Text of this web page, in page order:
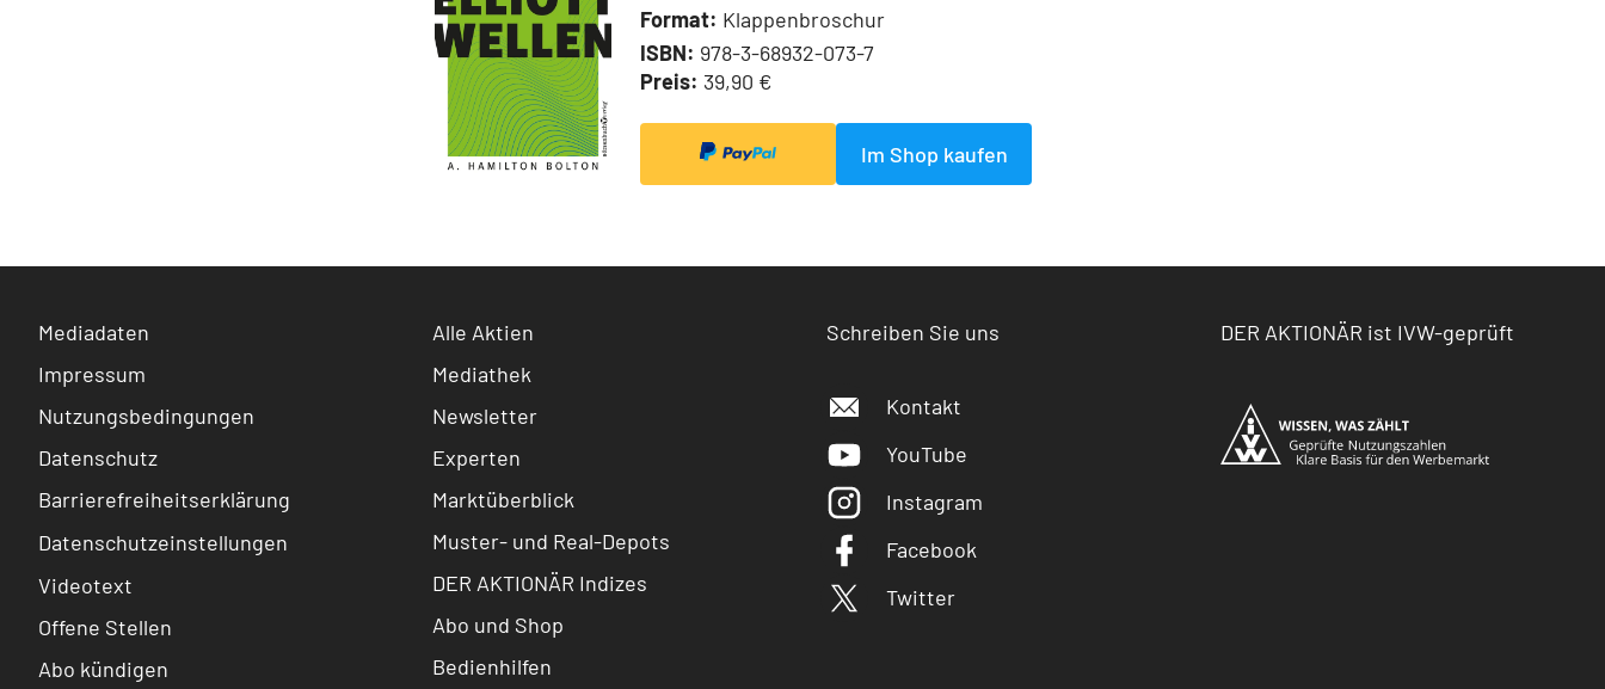
Format: Klappenbroschur
ISBN: 978-3-68932-073-7
Preis: 39,90 €
Im Shop kaufen
Mediadaten
Impressum
Nutzungsbedingungen
Datenschutz
Barrierefreiheitserklärung
Datenschutzeinstellungen
Videotext
Offene Stellen
Abo kündigen
Alle Aktien
Mediathek
Newsletter
Experten
Marktüberblick
Muster- und Real-Depots
DER AKTIONÄR Indizes
Abo und Shop
Bedienhilfen
Schreiben Sie uns
Kontakt
YouTube
Instagram
Facebook
Twitter
DER AKTIONÄR ist IVW-geprüft